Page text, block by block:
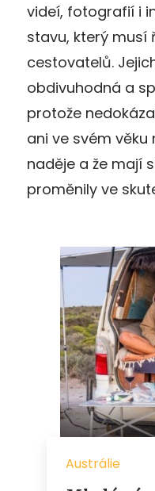
videí, fotografií i
stavu, který musí
cestovatelů.
obdivuhodná a
protože
ani ve svém
naděje a že mají
proměnily ve